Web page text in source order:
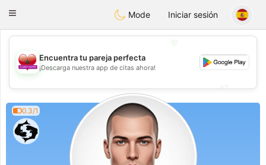
Maroc Dating
Toggle
Mode Iniciar sesión
💖
💕
Encuentra tu pareja perfecta
¡Descarga nuestra app de citas ahora!
0.3/1